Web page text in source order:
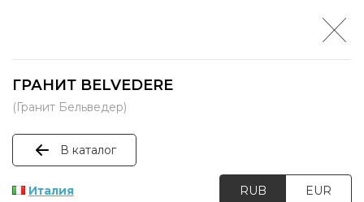
ГРАНИТ BELVEDERE
(Гранит Бельведер)
В каталог
Италия RUB EUR